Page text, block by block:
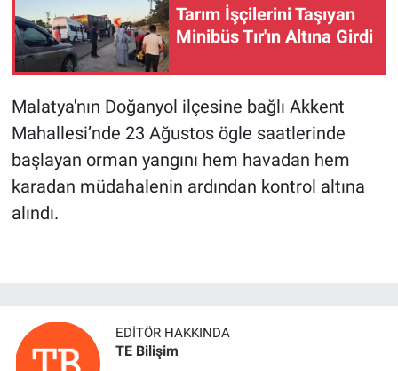
Tarım İşçilerini Taşıyan
Minibüs Tır'ın Altına Girdi
Malatya'nın Doğanyol ilçesine bağlı Akkent
Mahallesi’nde 23 Ağustos ögle saatlerinde
başlayan orman yangını hem havadan hem
karadan müdahalenin ardından kontrol altına
alındı.
EDITÖR HAKKINDA
TE Bilişim